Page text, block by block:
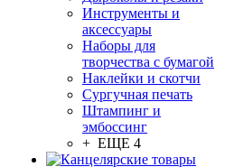
Инструменты и
аксессуары
Наборы для
творчества с бумагой
Наклейки и скотчи
Сургучная печать
Штампинг и
эмбоссинг
+ ЕЩЕ 4